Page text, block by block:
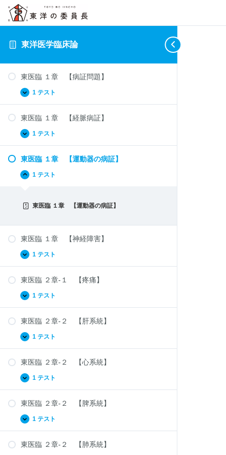
東洋医学臨床論
東医臨 １章 【病証問題】
拡
張
東
医
１
【病
題】
1 テスト
東医臨 １章 【経脈病証】
拡
張
東
医
１
【経
1 テスト
東医臨 １章 【運動器の病証】
折
東
章
の
証】
1 テスト
東医臨 １章 【運動器の病証】
東医臨 １章 【神経障害】
拡
張
東
医
１
【神
害】
1 テスト
東医臨 ２章-１ 【疼痛】
拡
張
東
医
２
１
1 テスト
東医臨 ２章-２ 【肝系統】
拡
張
東
医
２
２
統】
1 テスト
東医臨 ２章-２ 【心系統】
拡
張
東
医
２
２
統】
1 テスト
東医臨 ２章-２ 【脾系統】
拡
張
東
医
２
1 テスト
東医臨 ２章-２ 【肺系統】